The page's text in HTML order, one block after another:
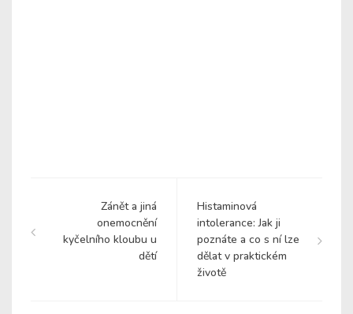
Zánět a jiná
onemocnění
kyčelního kloubu u
dětí
Histaminová
intolerance: Jak ji
poznáte a co s ní lze
dělat v praktickém
životě